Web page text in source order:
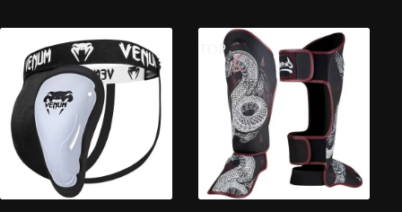
TOP